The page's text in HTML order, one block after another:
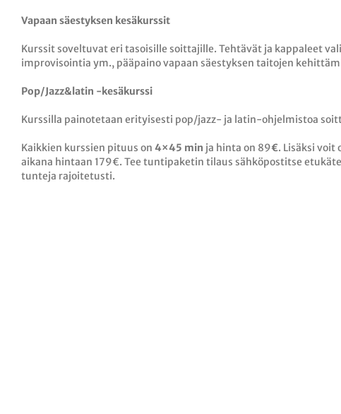
Vapaan säestyksen kesäkurssit
Kurssit soveltuvat eri tasoisille soittajille. Tehtävät ja kappaleet
improvisointia ym., pääpaino vapaan säestyksen taitojen
Pop/Jazz&latin -kesäkurssi
Kurssilla painotetaan erityisesti pop/jazz- ja latin-ohjelmistoa
Kaikkien kurssien pituus on 4×45 min ja hinta on 89€. Lisäksi voit
aikana hintaan 179€. Tee tuntipaketin tilaus sähköpostitse
tunteja rajoitetusti.